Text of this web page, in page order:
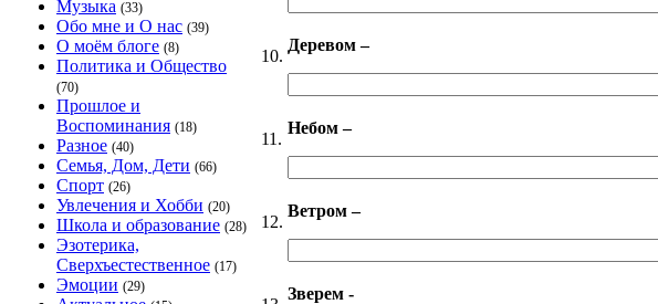
Музыка (33)
Обо мне и О нас (39)
О моём блоге (8)
Политика и Общество
(70)
Прошлое и
Воспоминания (18)
Разное (40)
Семья, Дом, Дети (66)
Спорт (26)
Увлечения и Хобби (20)
Школа и образование (28)
Эзотерика,
Сверхъестественное (17)
Эмоции (29)
10.
Деревом –
11.
Небом –
12.
Ветром –
Зверем -